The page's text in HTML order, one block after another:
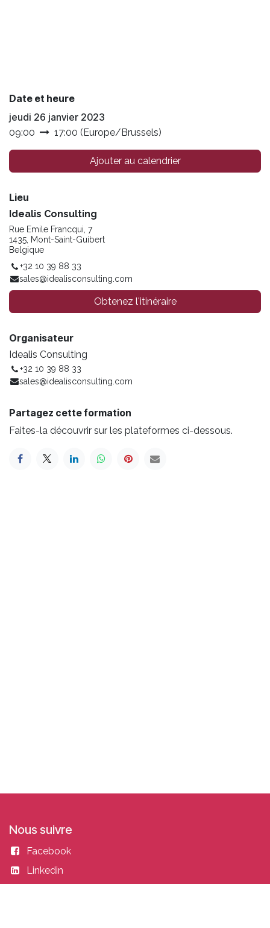
Date et heure
jeudi 26 janvier 2023
09:00 17:00 (Europe/Brussels)
Ajouter au calendrier
Lieu
Idealis Consulting
Rue Emile Francqui, 7
1435, Mont-Saint-Guibert
Belgique
+32 10 39 88 33
sales@idealisconsulting.com
Obtenez l'itinéraire
Organisateur
Idealis Consulting
+32 10 39 88 33
sales@idealisconsulting.com
Partagez cette formation
Faites-la découvrir sur les plateformes ci-dessous.
Nous suivre
Facebook
Linkedin